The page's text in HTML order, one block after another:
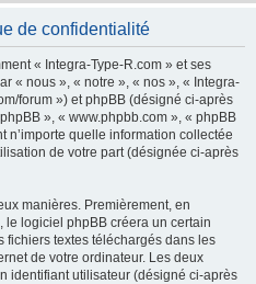
de confidentialité
« Integra-Type-R.com » et ses
« nous », « notre », « nos », « Integra-
forum ») et phpBB (désigné ci-après
», « www.phpbb.com », « phpBB
n’importe quelle information collectée
de votre part (désignée ci-après
manières. Premièrement, en
le logiciel phpBB créera un certain
fichiers textes téléchargés dans les
de votre ordinateur. Les deux
identifiant utilisateur (désigné ci-après